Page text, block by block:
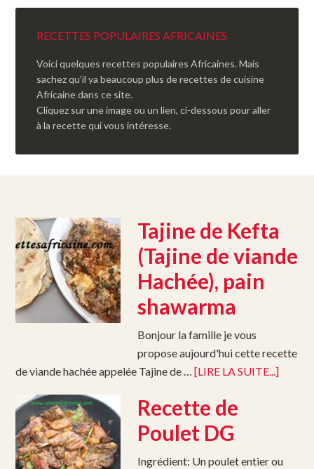
RECETTES POPULAIRES AFRICAINES
Voici quelques recettes populaires Africaines. Mais
sachez qu’il ya beaucoup plus de recettes de cuisine
Africaine dans ce site.
Cliquez sur une image ou un lien, ci-dessous pour aller
à la recette qui vous intéresse.
Tajine de Kefta
(Tajine de viande
Hachée), pain
shawarma
Bonjour la famille je vous
propose aujourd'hui cette recette
de viande hachée appelée Tajine de …[LIRE LA SUITE...]
Recette de
Poulet DG
Ingrédient: Un poulet entier ou